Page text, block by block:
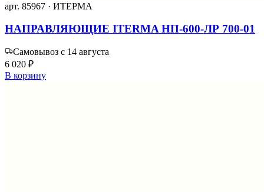
арт. 85967 · ИТЕРМА
НАПРАВЛЯЮЩИЕ ITERMA НП-600-ЛР 700-01
Самовывоз с 14 августа
6 020 ₽
В корзину